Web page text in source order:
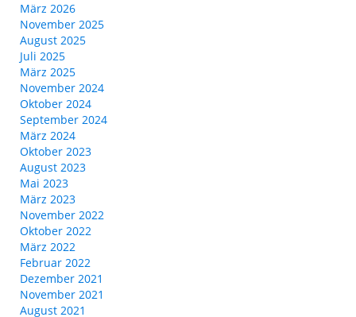
März 2026
November 2025
August 2025
Juli 2025
März 2025
November 2024
Oktober 2024
September 2024
März 2024
Oktober 2023
August 2023
Mai 2023
März 2023
November 2022
Oktober 2022
März 2022
Februar 2022
Dezember 2021
November 2021
August 2021